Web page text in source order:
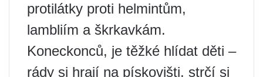
protilátky proti helmintům,
lambliím a škrkavkám.
Koneckonců, je těžké hlídat děti –
rády si hrají na pískovišti, strčí si